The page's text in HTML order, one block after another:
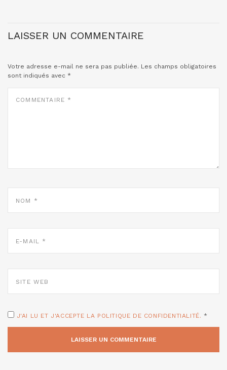
LAISSER UN COMMENTAIRE
Votre adresse e-mail ne sera pas publiée. Les champs obligatoires
sont indiqués avec *
MAIL
WEB
J'AI LU ET J'ACCEPTE LA POLITIQUE DE CONFIDENTIALITÉ. *